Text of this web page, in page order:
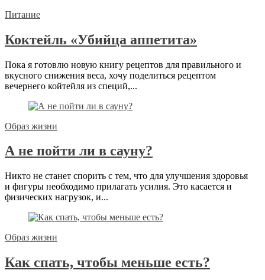
Питание
Коктейль «Убийца аппетита»
Пока я готовлю новую книгу рецептов для правильного и
вкусного снижения веса, хочу поделиться рецептом
вечернего койтейля из специй,...
Образ жизни
А не пойти ли в сауну?
Никто не станет спорить с тем, что для улучшения здоровья
и фигуры необходимо прилагать усилия. Это касается и
физических нагрузок, и...
Образ жизни
Как спать, чтобы меньше есть?